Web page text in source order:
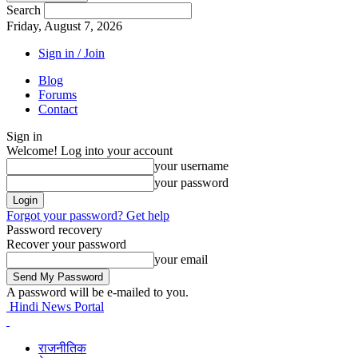
Search
Friday, August 7, 2026
Sign in / Join
Blog
Forums
Contact
Sign in
Welcome! Log into your account
your username
your password
Forgot your password? Get help
Password recovery
Recover your password
your email
A password will be e-mailed to you.
Hindi News Portal
राजनीतिक